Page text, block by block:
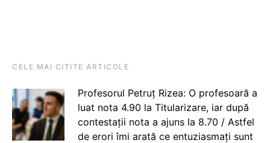
CELE MAI CITITE ARTICOLE
Profesorul Petruț Rizea: O profesoară a
luat nota 4.90 la Titularizare, iar după
contestații nota a ajuns la 8.70 / Astfel
de erori îmi arată ce entuziasmați sunt